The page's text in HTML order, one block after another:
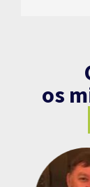
os